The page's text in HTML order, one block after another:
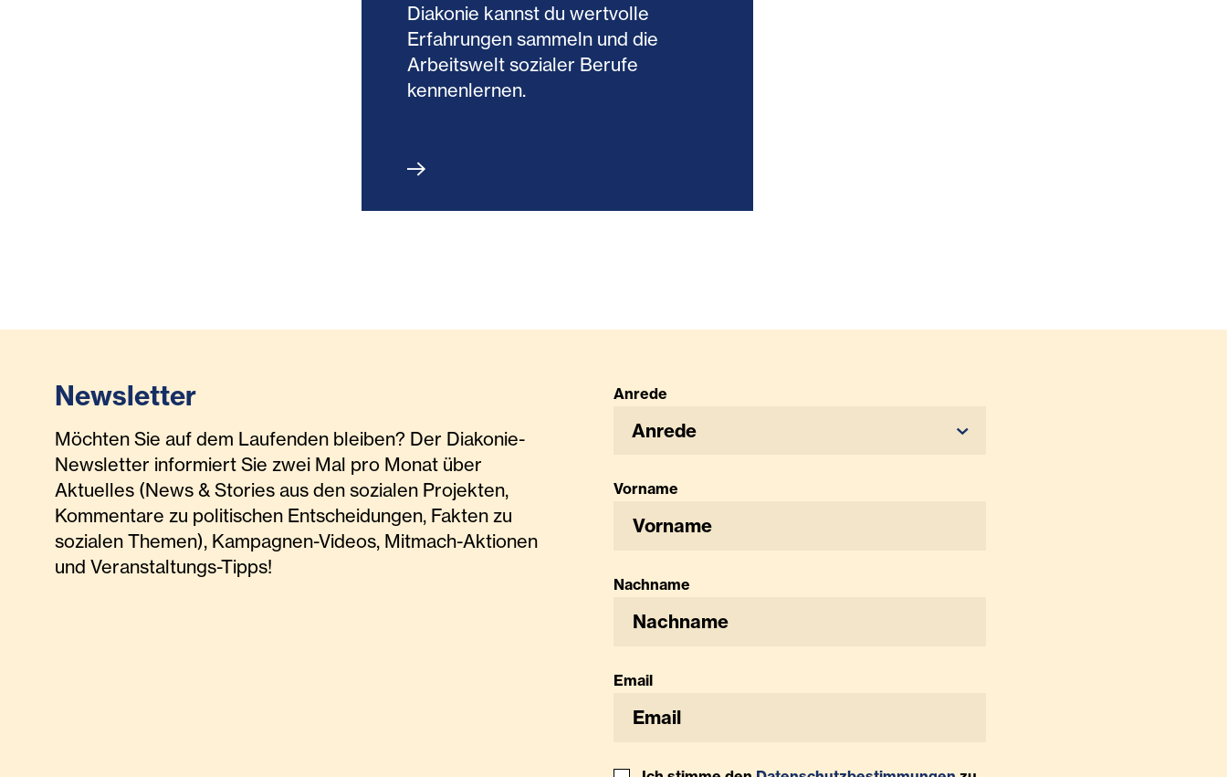
Diakonie kannst du wertvolle
Erfahrungen sammeln und die
Arbeitswelt sozialer Berufe
kennenlernen.
Newsletter
Möchten Sie auf dem Laufenden bleiben? Der Diakonie-
Newsletter informiert Sie zwei Mal pro Monat über
Aktuelles (News & Stories aus den sozialen Projekten,
Kommentare zu politischen Entscheidungen, Fakten zu
sozialen Themen), Kampagnen-Videos, Mitmach-Aktionen
und Veranstaltungs-Tipps!
Anrede
Anrede
Vorname
Nachname
Email